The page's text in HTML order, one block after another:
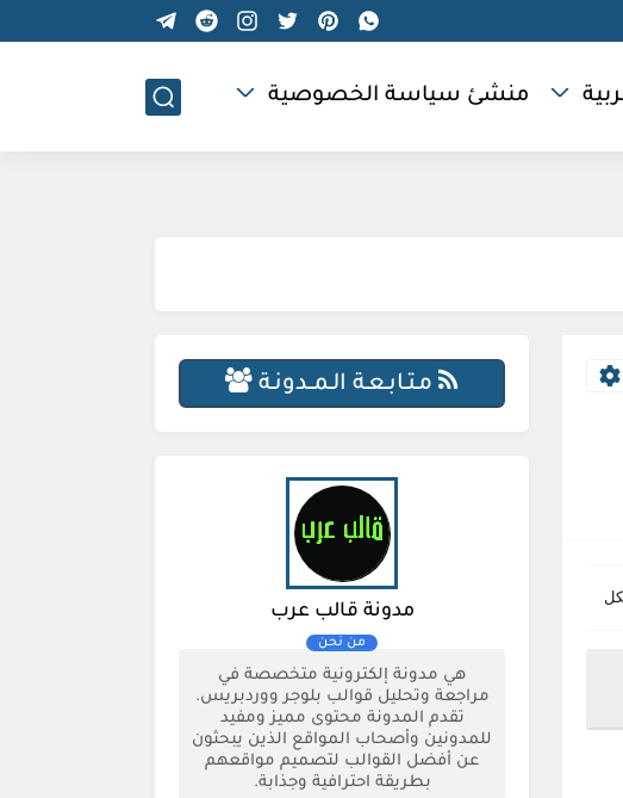
منشئ سياسة الخصوصية
مـتـابـعـة الـمــدونـة
مدونة قالب عرب
هي مدونة إلكترونية متخصصة في
مراجعة وتحليل قوالب بلوجر ووردبريس.
تقدم المدونة محتوى مميز ومفيد
للمدونين وأصحاب المواقع الذين يبحثون
عن أفضل القوالب لتصميم مواقعهم
بطريقة احترافية وجذابة.